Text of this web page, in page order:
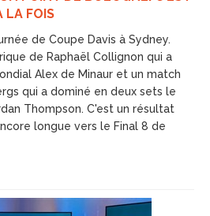
LA FOIS
de Coupe Davis à Sydney.
de Raphaël Collignon qui a
Alex de Minaur et un match
qui a dominé en deux sets le
Thompson. C'est un résultat
longue vers le Final 8 de